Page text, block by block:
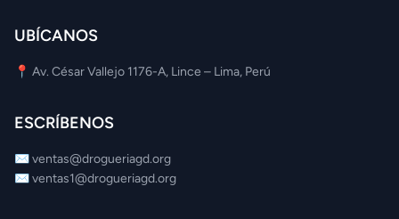
UBÍCANOS
📍 Av. César Vallejo 1176-A, Lince – Lima, Perú
ESCRÍBENOS
✉️ventas@drogueriagd.org
✉️ventas1@drogueriagd.org